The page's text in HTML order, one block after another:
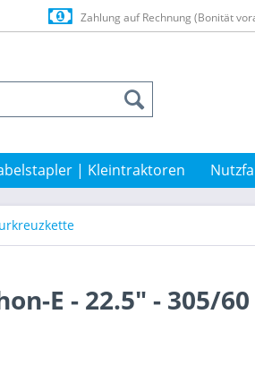
Zahlung auf Rechnung (Bonität
| Kleintraktoren
E - 22.5" - 305/60